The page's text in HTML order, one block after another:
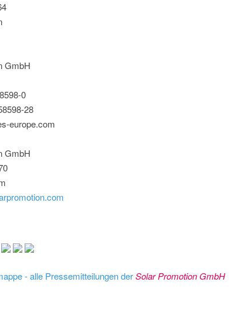
GmbH
0
28
europe.com
GmbH
- alle Pressemitteilungen derSolar Promotion GmbH